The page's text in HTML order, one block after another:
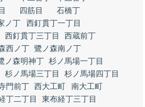
四筋目
石橋丁
ノ丁
西釘貫丁一丁目
西釘貫丁三丁目
西蔵前丁
西ノ丁 鷺ノ森南ノ丁
ノ森明神丁 杉ノ馬場一丁目
杉ノ馬場三丁目
杉ノ馬場四丁目
門前丁 西大工町
南大工町
丁二丁目
東布経丁三丁目